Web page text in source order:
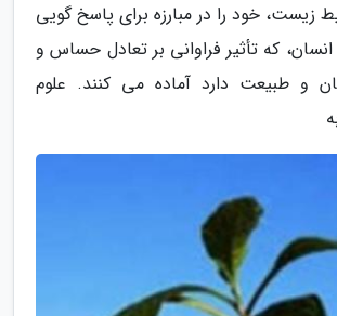
زیست، خود را در مبارزه برای پاسخ گویی
انسان، که تأثیر فراوانی بر تعادل حساس و
و طبیعت دارد آماده می کنند. علوم